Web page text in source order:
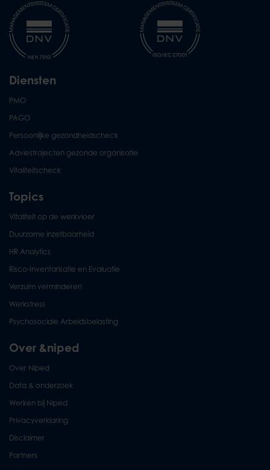
Diensten
PMO
PAGO
Persoonlijke gezondheidscheck
Adviestrajecten gezonde organisatie
Vitaliteitscheck
Topics
Vitaliteit op de werkvloer
Duurzame inzetbaarheid
HR Analytics
Risco-Inventarisatie en Evaluatie
Verzuim verminderen
Werkstress
Psychosociale Arbeidsbelasting
Over &niped
Over Niped
Data & onderzoek
Werken bij Niped
Privacyverklaring
Disclaimer
Partners